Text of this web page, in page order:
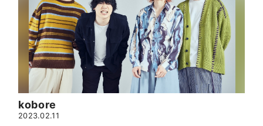
kobore
2023.02.11